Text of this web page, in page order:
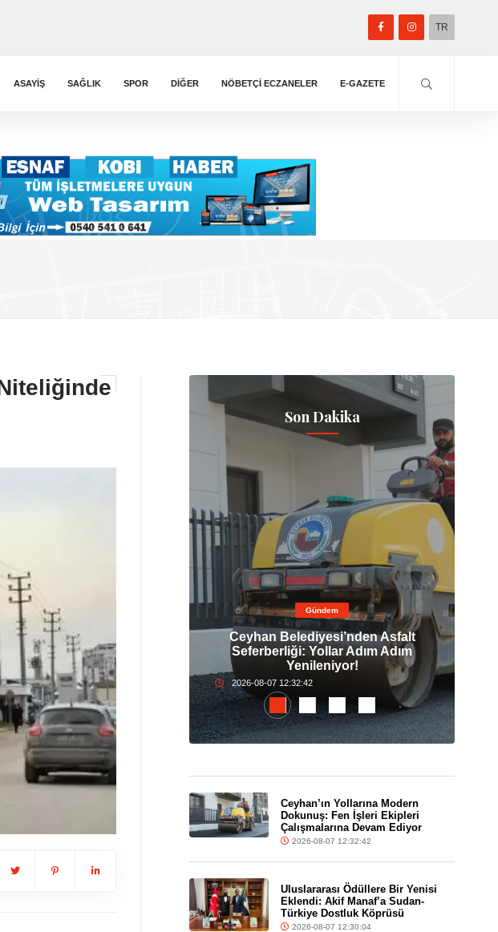
TR
ASAYIŞ SAĞLIK SPOR DIĞER NÖBETÇİ ECZANELER E-GAZETE
Son Dakika
Siyaset
Şevkin Çukurova
İşten Çıkarmaları
TBMM’ye Taşıdı
11:37:38
Gündem
Ceyhan Belediyesi’nden Asfalt
Seferberliği: Yollar Adım Adım
Yenileniyor!
2026-08-07 12:32:42
Ceyhan’ın Yollarına Modern
Dokunuş: Fen İşleri Ekipleri
Çalışmalarına Devam Ediyor
2026-08-07 12:32:42
Uluslararası Ödüllere Bir Yenisi
Eklendi: Akif Manaf’a Sudan-
Türkiye Dostluk Köprüsü
2026-08-07 12:30:04